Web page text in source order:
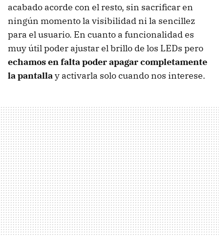
acabado acorde con el resto, sin sacrificar en
ningún momento la visibilidad ni la sencillez
para el usuario. En cuanto a funcionalidad es
muy útil poder ajustar el brillo de los LEDs pero
echamos en falta poder apagar completamente
la pantallay activarla solo cuando nos interese.